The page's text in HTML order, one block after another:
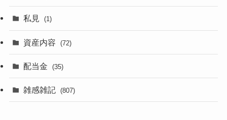
私見 (1)
資産内容 (72)
配当金 (35)
雑感雑記 (807)